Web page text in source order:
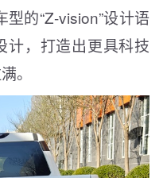
的“Z-vision”设计语
计，打造出更具科技
。